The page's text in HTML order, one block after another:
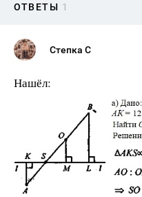
ОТВЕТЫ 1
Степка С
Нашёл: